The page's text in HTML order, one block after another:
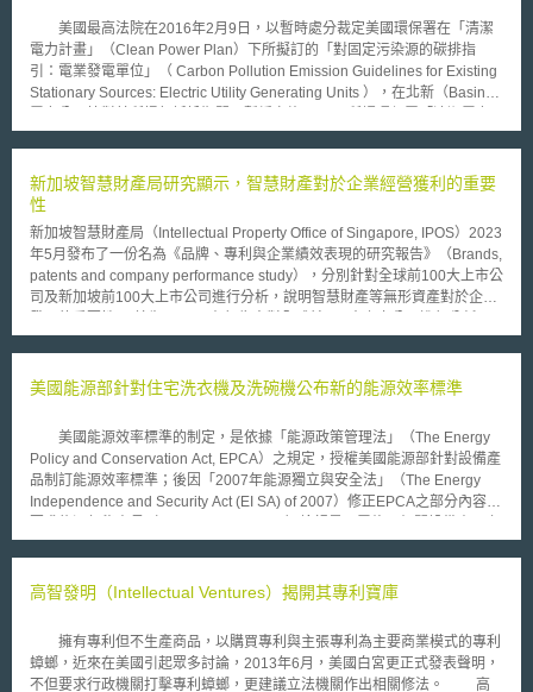
美國最高法院在2016年2月9日，以暫時處分裁定美國環保署在「清潔
電力計畫」（Clean Power Plan）下所擬訂的「對固定污染源的碳排指
引：電業發電單位」（ Carbon Pollution Emission Guidelines for Existing
Stationary Sources: Electric Utility Generating Units ），在北新（Basin）
計畫」（Clean Power Plan），係為因應氣候變遷，在2015年8月由美國總
引：電業發電單位」最終內容。該計畫的具體目標乃以2005為標準，在
2030減少碳排32%，各州並得自行訂訂計畫；預期的計畫效果則包含：保
護一般的美國家庭、促進經濟，與協助一般美國家庭節省費用。 由於
該案涉及大規模以天然氣、風力與太陽能取代燃煤電廠，2015年的10月23
日至11月5日間，由北新與其他近60家電業向聯邦哥倫比亞特區上訴法院
（United States Court of Appeals for the District of Columbia Circuit）提
出申請暫緩實施之聲請。2016年1月21日 該上訴法院駁回聲請，同月26日
院的聲請中，業者主張：因系爭指引所規範排放限制量為任何現行發電業者
達成，將迫使整個電力產業作出轉變。業者並指出，由於淘汰既有電廠與建
標，電業必須現在就展開行動。 而最高法院也認同業者的主張，指
出：因訴訟曠日廢時，若不暫緩實施系爭指引，立即、無法回復、且特別重
大的損害將持續發生；且美環署仍將取得該計畫所欲取得之效果，縱使系爭
指引最終被廢止。 基於上述理由，最高法院以暫時處分裁定系爭措施
暫緩實施。
新加坡智慧財產局研究顯示，智慧財產對於企業經營獲利的重要
性
新加坡智慧財產局（Intellectual Property Office of Singapore, IPOS）2023
年5月發布了一份名為《品牌、專利與企業績效表現的研究報告》（Brands,
patents and company performance study），分別針對全球前100大上市公
司及新加坡前100大上市公司進行分析，說明智慧財產等無形資產對於企業
若該上市公司同時名列「全球500大最有價值品牌」（英國知名品牌諮詢機
究公司IFI CLAIMS Patent Services每年發布），報告中將這類上市公司定
市公司中的其他企業相比，平均收入（revenue）是其他企業的2.2倍、淨利
（net profit）是其他企業的1.9倍、市值（market capitalisation）是其他企
業的2.3倍。 其次，本報告以新加坡前100大上市公司為分析對象，其中持
有最有價值品牌（同時名列「新加坡100大最有價值品牌」）及/或最強專利
組合（根據PatSnap專利資料庫的檢索資料定義）的上市公司，與新加坡前
他企業的1.8倍、市值是其他企業的2.7倍。 由新加坡發布的報告可知，品牌
與管理列為公司治理的重點，持續確保企業無形資產的價值（譬如企業若未
本文同步刊登於TIPS網站（https://www.tips.org.tw）
美國能源部針對住宅洗衣機及洗碗機公布新的能源效率標準
美國能源效率標準的制定，是依據「能源政策管理法」（The Energy
Policy and Conservation Act, EPCA）之規定，授權美國能源部針對設備產
品制訂能源效率標準；後因「2007年能源獨立與安全法」（The Energy
Independence and Security Act (EI SA) of 2007）修正EPCA之部分內容，
能源效率標準後，再進行修正，同時並應將待機（standby mode）及關機
2012年5月，針對住宅洗衣機及洗碗機，公布新的能源效率標準，訂立洗衣
亦為美國總統歐巴馬「all-of-the-above」能源政策的重要部分，透過能源效
率標準的制訂，以合理的方式逐步減少家庭的支出並同時減少能源消費。
目前美國家庭洗衣機及洗碗機的用電量約占住宅用電量的3%，用水量
高智發明（Intellectual Ventures）揭開其專利寶庫
擁有專利但不生產商品，以購買專利與主張專利為主要商業模式的專利
蟑螂，近來在美國引起眾多討論，2013年6月，美國白宮更正式發表聲明，
不但要求行政機關打擊專利蟑螂，更建議立法機關作出相關修法。 高